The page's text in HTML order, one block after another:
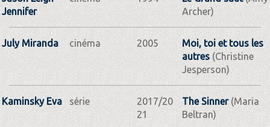
Jennifer
Archer)
July Miranda cinéma 2005
Moi, toi et tous les
autres(Christine
Jesperson)
Kaminsky Eva série
2017/20
21
The Sinner(Maria
Beltran)